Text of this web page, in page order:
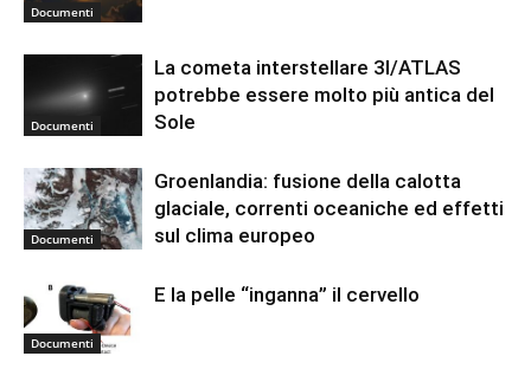
Documenti
Documenti
La cometa interstellare 3I/ATLAS
potrebbe essere molto più antica del
Sole
Documenti
Groenlandia: fusione della calotta
glaciale, correnti oceaniche ed effetti
sul clima europeo
Documenti
E la pelle “inganna” il cervello